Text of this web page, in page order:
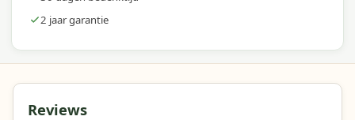
2 jaar garantie
Reviews